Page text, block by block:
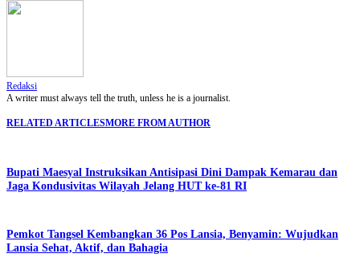
Redaksi
A writer must always tell the truth, unless he is a journalist.
RELATED ARTICLESMORE FROM AUTHOR
Bupati Maesyal Instruksikan Antisipasi Dini Dampak Kemarau dan
Jaga Kondusivitas Wilayah Jelang HUT ke-81 RI
Pemkot Tangsel Kembangkan 36 Pos Lansia, Benyamin: Wujudkan
Lansia Sehat, Aktif, dan Bahagia